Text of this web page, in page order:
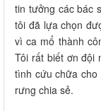
tin tưởng các bác
tôi đã lựa chọn
vì ca mổ thành
Tôi rất biết ơn đội
tình cứu chữa cho
rưng chia sẻ.